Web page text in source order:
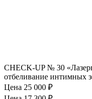
CHECK-UP № 30
отбеливание интимных
Цена 25 000 ₽